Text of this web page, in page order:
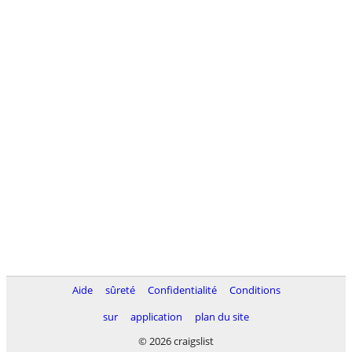
Aide sûreté Confidentialité
Conditions
sur
application
plan du site
© 2026 craigslist